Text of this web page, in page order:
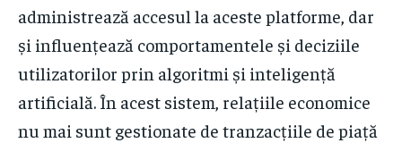
administrează accesul la aceste platforme, dar
și influențează comportamentele și deciziile
utilizatorilor prin algoritmi și inteligență
artificială. În acest sistem, relațiile economice
nu mai sunt gestionate de tranzacțiile de piață